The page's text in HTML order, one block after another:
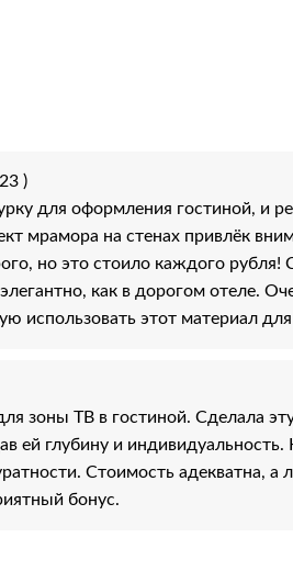
)
для оформления гостиной, и
мрамора на стенах привлёк
но это стоило каждого рубля!
как в дорогом отеле.
использовать этот материал
зоны ТВ в гостиной. Сделала
ей глубину и индивидуальность.
Стоимость адекватна, а
бонус.